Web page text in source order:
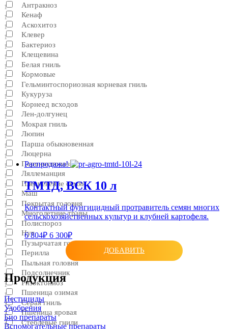
1
Кенаф
1
Клевер
1
Клещевина
1
Кормовые
1
Кукуруза
1
Лен-долгунец
1
Люпин
1
Люцерна
1
Ляллеманция
1
Маш
1
Многолетние травы
1
Нут
1
Перилла
1
Подсолнечник
1
Пшеница озимая
1
Пшеница яровая
1
Антракноз
1
Аскохитоз
1
Бактериоз
1
Белая гниль
1
Гельминтоспориозная корневая гниль
1
Корнеед всходов
1
Мокрая гниль
1
Парша обыкновенная
1
Пероноспороз
1
Плесневение семян
1
Покрытая головня
1
Полиспороз
1
Пузырчатая головня
1
Пыльная головня
1
Ризоктониоз
1
Серая гниль
1
Стеблевые гнили
Распродажа!
ТМТД, ВСК 10 л
Контактный фунгицидный протравитель семян многих
сельскохозяйственных культур и клубней картофеля.
6 804₽ 6 300₽
ДОБАВИТЬ
Продукция
Пестициды
Удобрения
Био препараты
Вспомогательные препараты